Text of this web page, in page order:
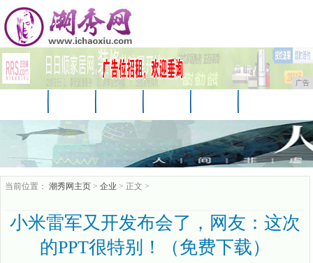
广告
企业 游戏
当前位置： 潮秀网主页 > 企业 > 正文 >
小米雷军又开发布会了，网友：这次
的PPT很特别！（免费下载）